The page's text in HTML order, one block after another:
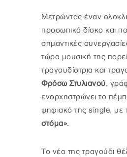
Μετρώντας έναν
προσωπικό δίσκο και
σημαντικές
τώρα μουσική της
τραγουδίστρια και
Φρόσω Στυλιανού,
ενορχηστρώνει το
ψηφιακό της single, με
στόμα».
Το νέο της τραγούδι